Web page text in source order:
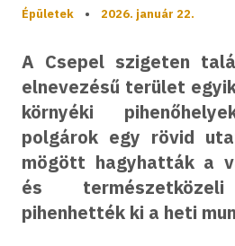
Épületek • 2026. január 22.
A Csepel szigeten
elnevezésű terület
környéki
polgárok egy rövid
mögött hagyhatták a
és természetközeli
pihenhették ki a heti